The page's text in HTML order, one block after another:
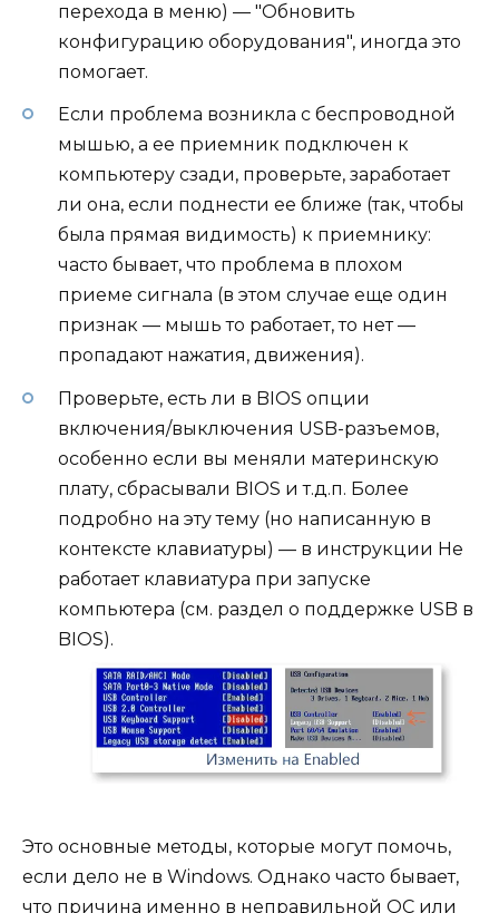
перехода в меню) — "Обновить
конфигурацию оборудования", иногда это
помогает.
Если проблема возникла с беспроводной
мышью, а ее приемник подключен к
компьютеру сзади, проверьте, заработает
ли она, если поднести ее ближе (так, чтобы
была прямая видимость) к приемнику:
часто бывает, что проблема в плохом
приеме сигнала (в этом случае еще один
признак — мышь то работает, то нет —
пропадают нажатия, движения).
Проверьте, есть ли в BIOS опции
включения/выключения USB-разъемов,
особенно если вы меняли материнскую
плату, сбрасывали BIOS и т.д.п. Более
подробно на эту тему (но написанную в
контексте клавиатуры) — в инструкции Не
работает клавиатура при запуске
компьютера (см. раздел о поддержке USB в
BIOS).
Это основные методы, которые могут помочь,
если дело не в Windows. Однако часто бывает,
что причина именно в неправильной ОС или